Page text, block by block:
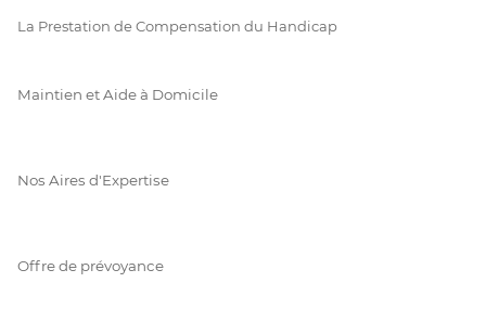
La Prestation de Compensation du Handicap
Maintien et Aide à Domicile
Nos Aires d'Expertise
Offre de prévoyance